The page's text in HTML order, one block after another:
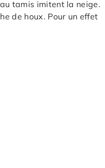
tamis imitent la neige.
de houx. Pour un effet